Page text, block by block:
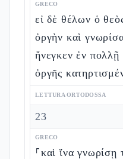
GRECO
εἰ δὲ θέλων ὁ
ὀργὴν καὶ
ἤνεγκεν ἐν
ὀργῆς
LETTURA ORTODOSSA
23
GRECO
⸀καὶ ἵνα γνωρίσῃ